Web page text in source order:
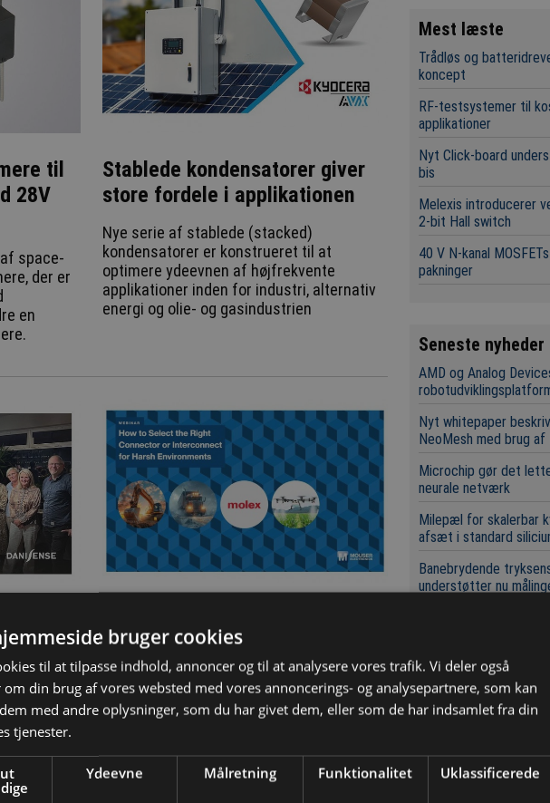
til
28V
space-
der er
en
Stablede kondensatorer giver
store fordele i applikationen
Nye serie af stablede (stacked)
kondensatorer er konstrueret til at
optimere ydeevnen af højfrekvente
applikationer inden for industri, alternativ
energi og olie- og gasindustrien
firma
interconnects til ekstreme
miljøer
Mouser og Molex afholder den 14. oktober
interkonnekteringsløsning til barske
anvendelsesmiljøer (in english).
Mest læste
Trådløs og
koncept
RF-testsystemer til
applikationer
Nyt Click-board
bis
Melexis introducerer
2-bit Hall switch
40 V N-kanal
pakninger
Seneste nyheder
AMD og Analog
Nyt whitepaper
NeoMesh med brug af
Microchip gør det
neurale netværk
Milepæl for skalerbar
afsæt i standard
Banebrydende
understøtter nu
Swissbit og Nexperia
Det europæiske
vækst
DigiKey med markant
leverandør- og
Microchip tilbyder
værktøjer
bruger cookies
til at tilpasse indhold, annoncer og til at analysere vores trafik. Vi deler også
din brug af vores websted med vores annoncerings- og analysepartnere, som kan
med andre oplysninger, som du har givet dem, eller som de har indsamlet fra din
tjenester.
Ydeevne Målretning Funktionalitet Uklassificerede